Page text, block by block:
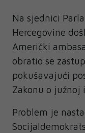
Na sjednici
Hercegovine
Američki
obratio se
pokušavajući
Zakonu o južnoj
Problem je